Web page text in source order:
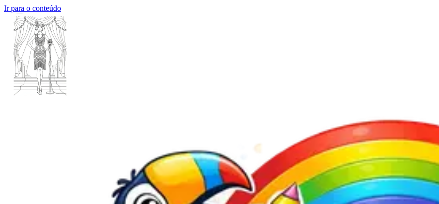
Ir para o conteúdo